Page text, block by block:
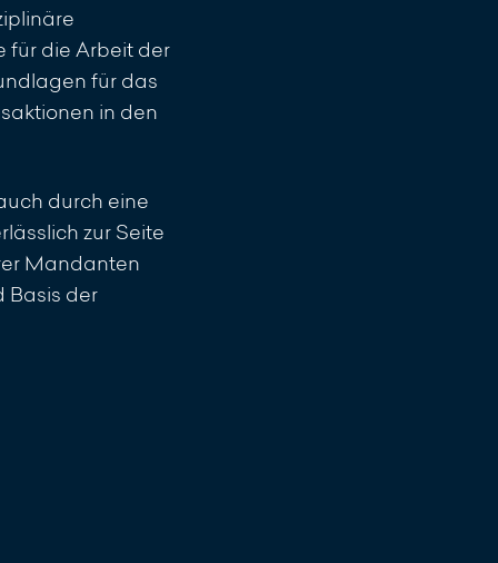
für die Arbeit der
für das
in den
durch eine
zur Seite
Mandanten
Basis der